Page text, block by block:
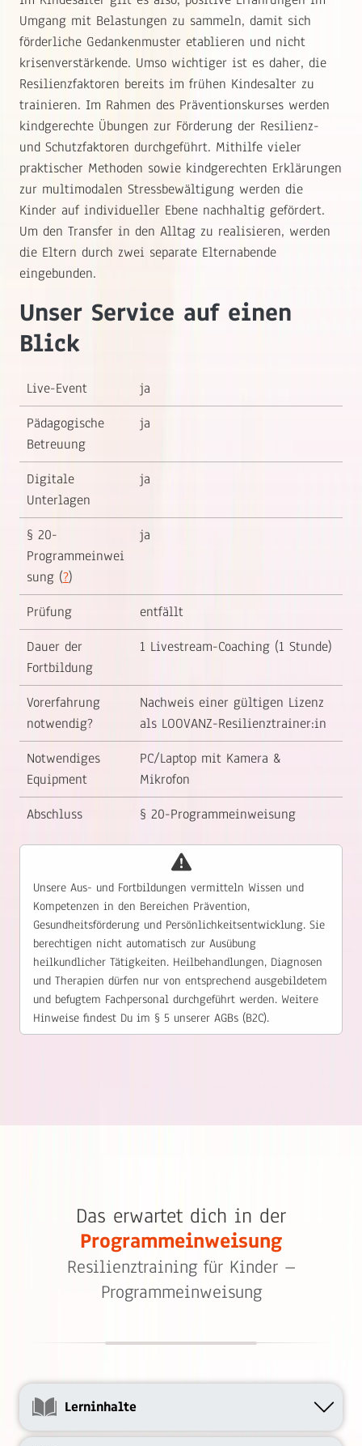
Umgang mit Belastungen zu sammeln, damit sich
förderliche Gedankenmuster etablieren und nicht
krisenverstärkende. Umso wichtiger ist es daher, die
Resilienzfaktoren bereits im frühen Kindesalter zu
trainieren. Im Rahmen des Präventionskurses werden
kindgerechte Übungen zur Förderung der Resilienz-
und Schutzfaktoren durchgeführt. Mithilfe vieler
praktischer Methoden sowie kindgerechten Erklärungen
zur multimodalen Stressbewältigung werden die
Kinder auf individueller Ebene nachhaltig gefördert.
Um den Transfer in den Alltag zu realisieren, werden
die Eltern durch zwei separate Elternabende
eingebunden.
Unser Service auf einen
Blick
Live-Event
ja
Pädagogische
Betreuung
ja
Digitale
Unterlagen
ja
§ 20-
Programmeinwei
sung (?)
ja
Prüfung
entfällt
Dauer der
Fortbildung
1 Livestream-Coaching (1 Stunde)
Vorerfahrung
notwendig?
Nachweis einer gültigen Lizenz
als LOOVANZ-Resilienztrainer:in
Notwendiges
Equipment
PC/Laptop mit Kamera &
Mikrofon
Abschluss
§ 20-Programmeinweisung
Unsere Aus- und Fortbildungen vermitteln Wissen und
Kompetenzen in den Bereichen Prävention,
Gesundheitsförderung und Persönlichkeitsentwicklung. Sie
berechtigen nicht automatisch zur Ausübung
heilkundlicher Tätigkeiten. Heilbehandlungen, Diagnosen
und Therapien dürfen nur von entsprechend ausgebildetem
und befugtem Fachpersonal durchgeführt werden. Weitere
Hinweise findest Du im § 5 unserer AGBs (B2C).
Das erwartet dich in der
Programmeinweisung
Resilienztraining für Kinder –
Programmeinweisung
Lerninhalte